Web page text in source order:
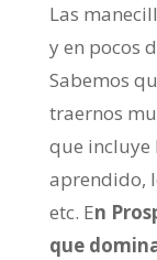
Las
y en pocos
Sabemos
traernos
que incluye
aprendido,
etc. En
que